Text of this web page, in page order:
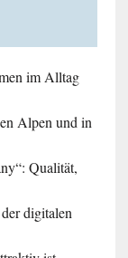
im Alltag
Alpen und in
Qualität,
digitalen